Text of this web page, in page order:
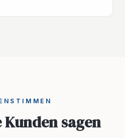
Kunden sagen